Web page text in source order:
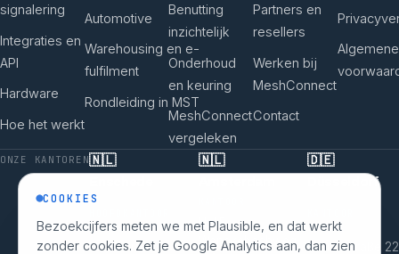
signalering
Integraties en
API
Hardware
Hoe het werkt
Automotive
Warehousing en e-
fulfilment
Rondleiding in MST
Benutting
inzichtelijk
Onderhoud
en keuring
MeshConnect
vergeleken
Partners en
resellers
Werken bij
MeshConnect
Contact
Algemene
ONZE KANTOREN🇳🇱
De Heurne 40
🇳🇱
H.J.E.
Wenckebachweg
🇩🇪
Düsseldorf
Breite Straße 22
COOKIES
Bezoekcijfers meten we met Plausible, en dat werkt
zonder cookies. Zet je Google Analytics aan, dan zien